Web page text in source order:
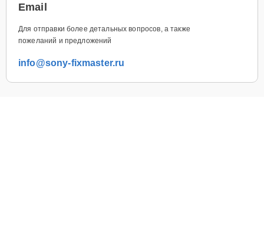
Email
Для отправки более детальных вопросов, а также
пожеланий и предложений
info@sony-fixmaster.ru